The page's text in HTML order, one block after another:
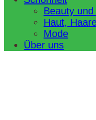
Beauty
Haut,
Mode
Über uns